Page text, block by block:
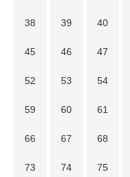
38 39 40
45 46 47
52 53 54
59 60 61
66 67 68
73 74 75